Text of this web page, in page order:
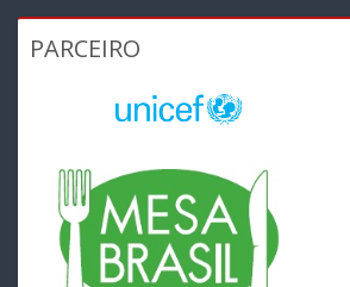
PARCEIRO